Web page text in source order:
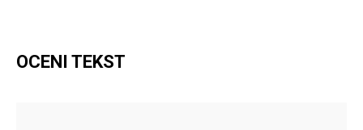
OCENI TEKST